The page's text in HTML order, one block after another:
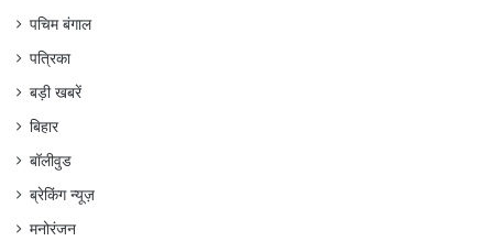
पचिम बंगाल
पत्रिका
बड़ी खबरें
बिहार
बॉलीवुड
ब्रेकिंग न्यूज़
मनोरंजन